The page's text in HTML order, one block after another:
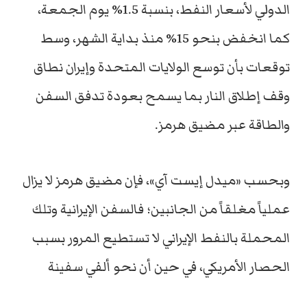
الدولي لأسعار النفط، بنسبة 1.5% يوم الجمعة،
كما انخفض بنحو 15% منذ بداية الشهر، وسط
توقعات بأن توسع الولايات المتحدة وإيران نطاق
وقف إطلاق النار بما يسمح بعودة تدفق السفن
والطاقة عبر مضيق هرمز.
وبحسب «ميدل إيست آي»، فإن مضيق هرمز لا يزال
عملياً مغلقاً من الجانبين؛ فالسفن الإيرانية وتلك
المحملة بالنفط الإيراني لا تستطيع المرور بسبب
الحصار الأمريكي، في حين أن نحو ألفي سفينة